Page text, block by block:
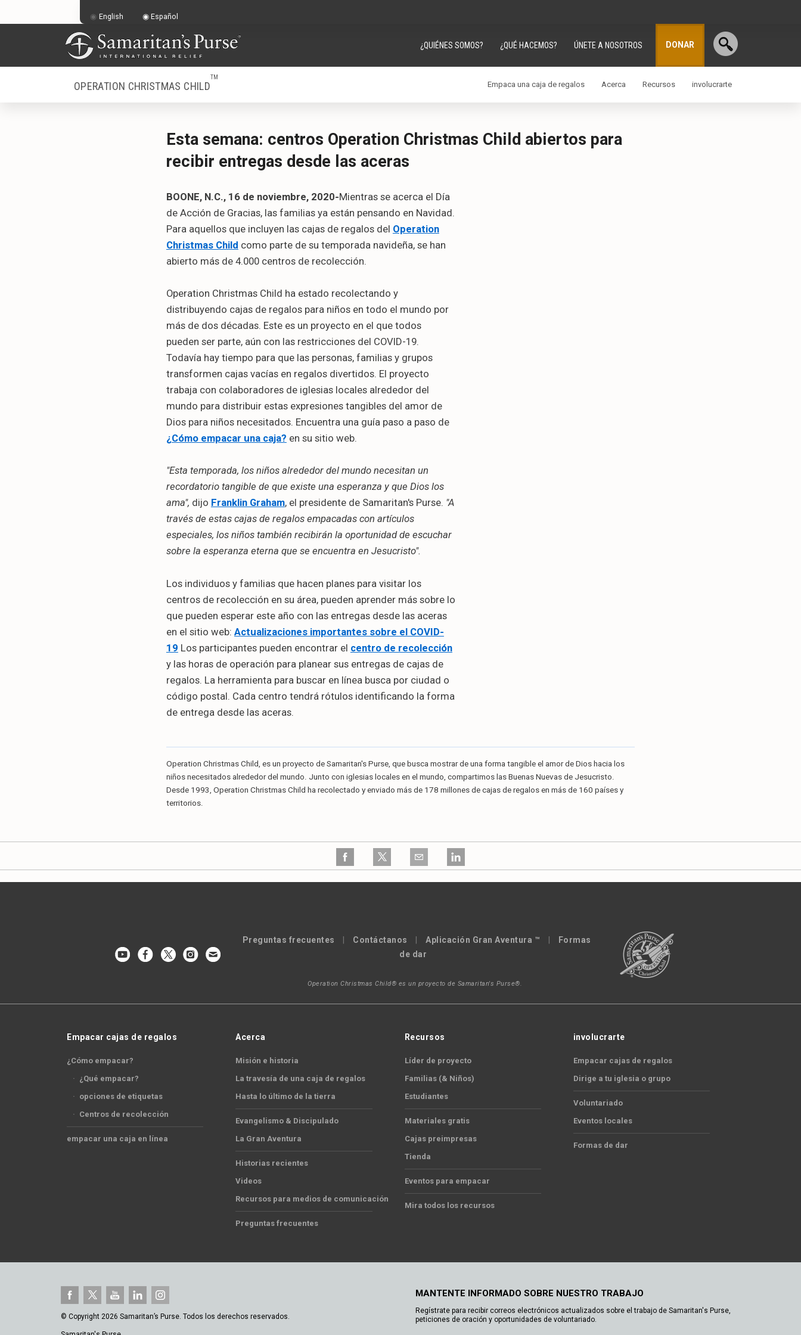
¿QUIÉNES SOMOS? ¿QUÉ HACEMOS? ÚNETE A NOSOTROS DONAR
OPERATION CHRISTMAS CHILD
TM
Empaca una caja de regalos Acerca Recursos involucrarte
Esta semana: centros Operation Christmas Child abiertos para
recibir entregas desde las aceras
BOONE, N.C., 16 de noviembre, 2020-Mientras se acerca el Día
de Acción de Gracias, las familias ya están pensando en Navidad.
Para aquellos que incluyen las cajas de regalos del Operation
Christmas Child como parte de su temporada navideña, se han
abierto más de 4.000 centros de recolección.
Operation Christmas Child ha estado recolectando y
distribuyendo cajas de regalos para niños en todo el mundo por
más de dos décadas. Este es un proyecto en el que todos
pueden ser parte, aún con las restricciones del COVID-19.
Todavía hay tiempo para que las personas, familias y grupos
transformen cajas vacías en regalos divertidos. El proyecto
trabaja con colaboradores de iglesias locales alrededor del
mundo para distribuir estas expresiones tangibles del amor de
Dios para niños necesitados. Encuentra una guía paso a paso de
¿Cómo empacar una caja? en su sitio web.
"Esta temporada, los niños alrededor del mundo necesitan un
recordatorio tangible de que existe una esperanza y que Dios los
ama", dijo Franklin Graham, el presidente de Samaritan's Purse. "A
través de estas cajas de regalos empacadas con artículos
especiales, los niños también recibirán la oportunidad de escuchar
sobre la esperanza eterna que se encuentra en Jesucristo".
Los individuos y familias que hacen planes para visitar los
centros de recolección en su área, pueden aprender más sobre lo
que pueden esperar este año con las entregas desde las aceras
en el sitio web: Actualizaciones importantes sobre el COVID-
19 Los participantes pueden encontrar el centro de recolección
y las horas de operación para planear sus entregas de cajas de
regalos. La herramienta para buscar en línea busca por ciudad o
código postal. Cada centro tendrá rótulos identificando la forma
de entrega desde las aceras.
Operation Christmas Child, es un proyecto de Samaritan's Purse, que busca mostrar de una forma tangible el amor de Dios hacia los
niños necesitados alrededor del mundo. Junto con iglesias locales en el mundo, compartimos las Buenas Nuevas de Jesucristo.
Desde 1993, Operation Christmas Child ha recolectado y enviado más de 178 millones de cajas de regalos en más de 160 países y
territorios.
Preguntas frecuentes Contáctanos Aplicación Gran Aventura ™
Formas
de dar
Operation Christmas Child® es un proyecto de Samaritan's Purse®.
Empacar cajas de regalos
¿Cómo empacar?
· ¿Qué empacar?
· opciones de etiquetas
· Centros de recolección
empacar una caja en línea
Acerca
Misión e historia
La travesía de una caja de regalos
Hasta lo último de la tierra
Evangelismo & Discipulado
La Gran Aventura
Historias recientes
Videos
Recursos para medios de comunicación
Preguntas frecuentes
Recursos
Líder de proyecto
Familias (& Niños)
Estudiantes
Materiales gratis
Cajas preimpresas
Tienda
Eventos para empacar
Mira todos los recursos
involucrarte
Empacar cajas de regalos
Dirige a tu iglesia o grupo
Voluntariado
Eventos locales
Formas de dar
© Copyright 2026 Samaritan’s Purse. Todos los derechos reservados.
MANTENTE INFORMADO SOBRE NUESTRO TRABAJO
Regístrate para recibir correos electrónicos actualizados sobre el trabajo de Samaritan's Purse,
peticiones de oración y oportunidades de voluntariado.
English Español